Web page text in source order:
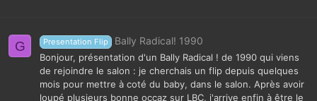
G Presentation Flip Bally Radical! 1990
Bonjour, présentation d'un Bally Radical ! de 1990 qui viens
de rejoindre le salon : je cherchais un flip depuis quelques
mois pour mettre à coté du baby, dans le salon. Après avoir
loupé plusieurs bonne occaz sur LBC, j'arrive enfin à être le